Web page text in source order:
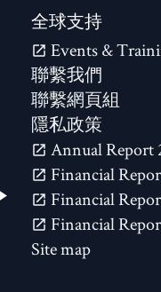
全球支持
Events &
聯繫我們
聯繫網頁組
隱私政策
Site map